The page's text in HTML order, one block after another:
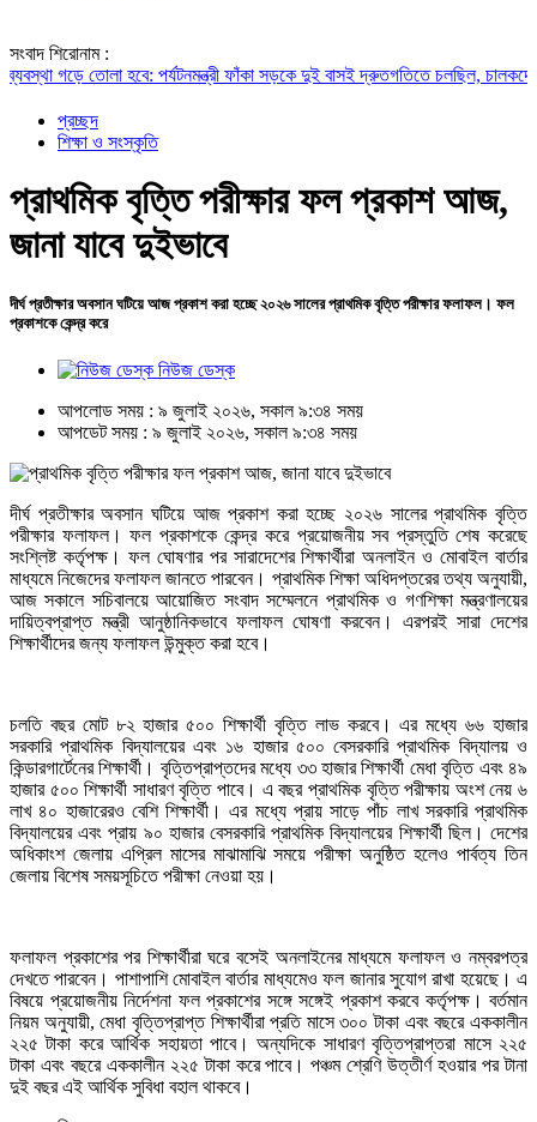
সংবাদ শিরোনাম :
তোলা হবে: পর্যটনমন্ত্রীফাঁকা সড়কে দুই বাসই দ্রুতগতিতে চলছিল, চালকদের চোখে
প্রচ্ছদ
শিক্ষা ও সংস্কৃতি
প্রাথমিক বৃত্তি পরীক্ষার ফল প্রকাশ আজ,
জানা যাবে দুইভাবে
দীর্ঘ প্রতীক্ষার অবসান ঘটিয়ে আজ প্রকাশ করা হচ্ছে ২০২৬ সালের প্রাথমিক বৃত্তি পরীক্ষার ফলাফল। ফল
প্রকাশকে কেন্দ্র করে
নিউজ ডেস্ক
আপলোড সময় : ৯ জুলাই ২০২৬, সকাল ৯:৩৪ সময়
আপডেট সময় : ৯ জুলাই ২০২৬, সকাল ৯:৩৪ সময়
দীর্ঘ প্রতীক্ষার অবসান ঘটিয়ে আজ প্রকাশ করা হচ্ছে ২০২৬ সালের প্রাথমিক বৃত্তি
পরীক্ষার ফলাফল। ফল প্রকাশকে কেন্দ্র করে প্রয়োজনীয় সব প্রস্তুতি শেষ করেছে
সংশ্লিষ্ট কর্তৃপক্ষ। ফল ঘোষণার পর সারাদেশের শিক্ষার্থীরা অনলাইন ও মোবাইল বার্তার
মাধ্যমে নিজেদের ফলাফল জানতে পারবেন। প্রাথমিক শিক্ষা অধিদপ্তরের তথ্য অনুযায়ী,
আজ সকালে সচিবালয়ে আয়োজিত সংবাদ সম্মেলনে প্রাথমিক ও গণশিক্ষা মন্ত্রণালয়ের
দায়িত্বপ্রাপ্ত মন্ত্রী আনুষ্ঠানিকভাবে ফলাফল ঘোষণা করবেন। এরপরই সারা দেশের
শিক্ষার্থীদের জন্য ফলাফল উন্মুক্ত করা হবে।
চলতি বছর মোট ৮২ হাজার ৫০০ শিক্ষার্থী বৃত্তি লাভ করবে। এর মধ্যে ৬৬ হাজার
সরকারি প্রাথমিক বিদ্যালয়ের এবং ১৬ হাজার ৫০০ বেসরকারি প্রাথমিক বিদ্যালয় ও
কিন্ডারগার্টেনের শিক্ষার্থী। বৃত্তিপ্রাপ্তদের মধ্যে ৩৩ হাজার শিক্ষার্থী মেধা বৃত্তি এবং ৪৯
হাজার ৫০০ শিক্ষার্থী সাধারণ বৃত্তি পাবে। এ বছর প্রাথমিক বৃত্তি পরীক্ষায় অংশ নেয় ৬
লাখ ৪০ হাজারেরও বেশি শিক্ষার্থী। এর মধ্যে প্রায় সাড়ে পাঁচ লাখ সরকারি প্রাথমিক
বিদ্যালয়ের এবং প্রায় ৯০ হাজার বেসরকারি প্রাথমিক বিদ্যালয়ের শিক্ষার্থী ছিল। দেশের
অধিকাংশ জেলায় এপ্রিল মাসের মাঝামাঝি সময়ে পরীক্ষা অনুষ্ঠিত হলেও পার্বত্য তিন
জেলায় বিশেষ সময়সূচিতে পরীক্ষা নেওয়া হয়।
ফলাফল প্রকাশের পর শিক্ষার্থীরা ঘরে বসেই অনলাইনের মাধ্যমে ফলাফল ও নম্বরপত্র
দেখতে পারবেন। পাশাপাশি মোবাইল বার্তার মাধ্যমেও ফল জানার সুযোগ রাখা হয়েছে। এ
বিষয়ে প্রয়োজনীয় নির্দেশনা ফল প্রকাশের সঙ্গে সঙ্গেই প্রকাশ করবে কর্তৃপক্ষ। বর্তমান
নিয়ম অনুযায়ী, মেধা বৃত্তিপ্রাপ্ত শিক্ষার্থীরা প্রতি মাসে ৩০০ টাকা এবং বছরে এককালীন
২২৫ টাকা করে আর্থিক সহায়তা পাবে। অন্যদিকে সাধারণ বৃত্তিপ্রাপ্তরা মাসে ২২৫
টাকা এবং বছরে এককালীন ২২৫ টাকা করে পাবে। পঞ্চম শ্রেণি উত্তীর্ণ হওয়ার পর টানা
দুই বছর এই আর্থিক সুবিধা বহাল থাকবে।